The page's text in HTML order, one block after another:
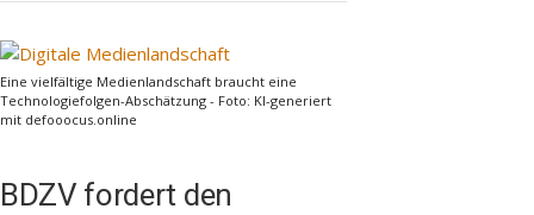
Eine vielfältige Medienlandschaft braucht eine
Technologiefolgen-Abschätzung - Foto: KI-generiert
mit defooocus.online
BDZV fordert den